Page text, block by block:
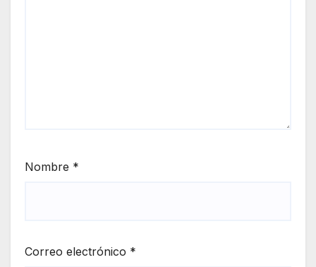
Nombre *
Correo electrónico *